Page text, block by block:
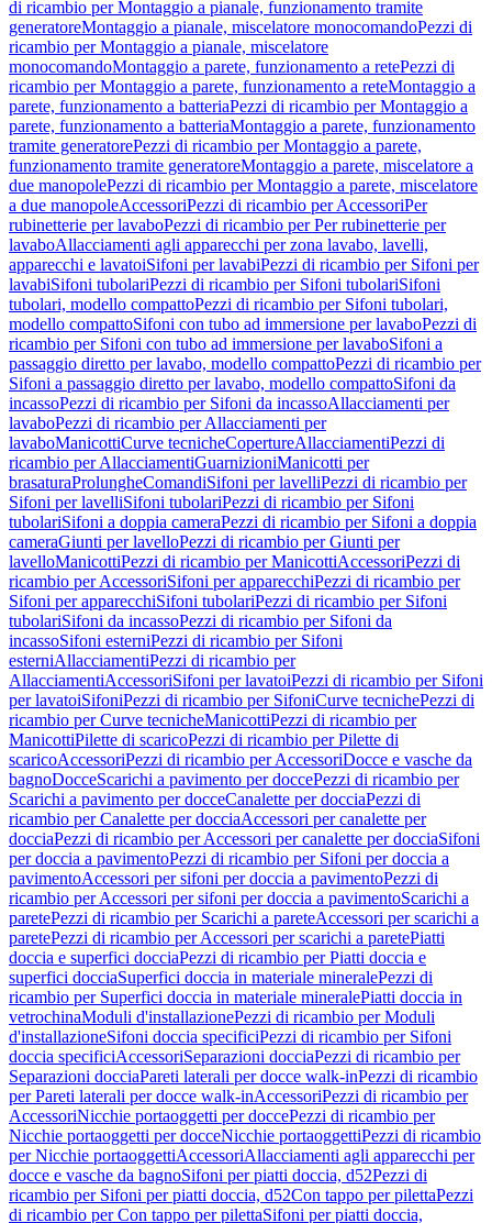
di ricambio per Montaggio a pianale, funzionamento tramite
generatoreMontaggio a pianale, miscelatore monocomandoPezzi di
ricambio per Montaggio a pianale, miscelatore
monocomandoMontaggio a parete, funzionamento a retePezzi di
ricambio per Montaggio a parete, funzionamento a reteMontaggio a
parete, funzionamento a batteriaPezzi di ricambio per Montaggio a
parete, funzionamento a batteriaMontaggio a parete, funzionamento
tramite generatorePezzi di ricambio per Montaggio a parete,
funzionamento tramite generatoreMontaggio a parete, miscelatore a
due manopolePezzi di ricambio per Montaggio a parete, miscelatore
a due manopoleAccessoriPezzi di ricambio per AccessoriPer
rubinetterie per lavaboPezzi di ricambio per Per rubinetterie per
lavaboAllacciamenti agli apparecchi per zona lavabo, lavelli,
apparecchi e lavatoiSifoni per lavabiPezzi di ricambio per Sifoni per
lavabiSifoni tubolariPezzi di ricambio per Sifoni tubolariSifoni
tubolari, modello compattoPezzi di ricambio per Sifoni tubolari,
modello compattoSifoni con tubo ad immersione per lavaboPezzi di
ricambio per Sifoni con tubo ad immersione per lavaboSifoni a
passaggio diretto per lavabo, modello compattoPezzi di ricambio per
Sifoni a passaggio diretto per lavabo, modello compattoSifoni da
incassoPezzi di ricambio per Sifoni da incassoAllacciamenti per
lavaboPezzi di ricambio per Allacciamenti per
lavaboManicottiCurve tecnicheCopertureAllacciamentiPezzi di
ricambio per AllacciamentiGuarnizioniManicotti per
brasaturaProlungheComandiSifoni per lavelliPezzi di ricambio per
Sifoni per lavelliSifoni tubolariPezzi di ricambio per Sifoni
tubolariSifoni a doppia cameraPezzi di ricambio per Sifoni a doppia
cameraGiunti per lavelloPezzi di ricambio per Giunti per
lavelloManicottiPezzi di ricambio per ManicottiAccessoriPezzi di
ricambio per AccessoriSifoni per apparecchiPezzi di ricambio per
Sifoni per apparecchiSifoni tubolariPezzi di ricambio per Sifoni
tubolariSifoni da incassoPezzi di ricambio per Sifoni da
incassoSifoni esterniPezzi di ricambio per Sifoni
esterniAllacciamentiPezzi di ricambio per
AllacciamentiAccessoriSifoni per lavatoiPezzi di ricambio per Sifoni
per lavatoiSifoniPezzi di ricambio per SifoniCurve tecnichePezzi di
ricambio per Curve tecnicheManicottiPezzi di ricambio per
ManicottiPilette di scaricoPezzi di ricambio per Pilette di
scaricoAccessoriPezzi di ricambio per AccessoriDocce e vasche da
bagnoDocceScarichi a pavimento per doccePezzi di ricambio per
Scarichi a pavimento per docceCanalette per docciaPezzi di
ricambio per Canalette per docciaAccessori per canalette per
docciaPezzi di ricambio per Accessori per canalette per docciaSifoni
per doccia a pavimentoPezzi di ricambio per Sifoni per doccia a
pavimentoAccessori per sifoni per doccia a pavimentoPezzi di
ricambio per Accessori per sifoni per doccia a pavimentoScarichi a
paretePezzi di ricambio per Scarichi a pareteAccessori per scarichi a
paretePezzi di ricambio per Accessori per scarichi a paretePiatti
doccia e superfici docciaPezzi di ricambio per Piatti doccia e
superfici docciaSuperfici doccia in materiale mineralePezzi di
ricambio per Superfici doccia in materiale mineralePiatti doccia in
vetrochinaModuli d'installazionePezzi di ricambio per Moduli
d'installazioneSifoni doccia specificiPezzi di ricambio per Sifoni
doccia specificiAccessoriSeparazioni docciaPezzi di ricambio per
Separazioni docciaPareti laterali per docce walk-inPezzi di ricambio
per Pareti laterali per docce walk-inAccessoriPezzi di ricambio per
AccessoriNicchie portaoggetti per doccePezzi di ricambio per
Nicchie portaoggetti per docceNicchie portaoggettiPezzi di ricambio
per Nicchie portaoggettiAccessoriAllacciamenti agli apparecchi per
docce e vasche da bagnoSifoni per piatti doccia, d52Pezzi di
ricambio per Sifoni per piatti doccia, d52Con tappo per pilettaPezzi
di ricambio per Con tappo per pilettaSifoni per piatti doccia,